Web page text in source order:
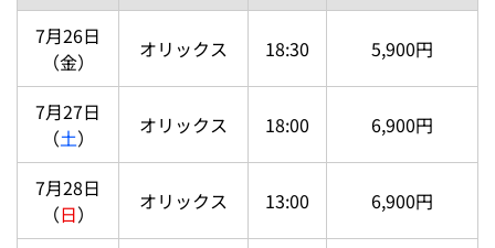
7月26日
（金）
オリックス 18:30 5,900円
7月27日
（土） オリックス 18:00 6,900円
7月28日
（日） オリックス 13:00 6,900円